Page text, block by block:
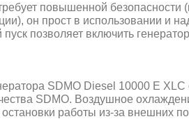
повышенной безопасности
он прост в использовании и
пуск позволяет включить
SDMO Diesel 10000 E
SDMO. Воздушное
остановки работы из-за внешних